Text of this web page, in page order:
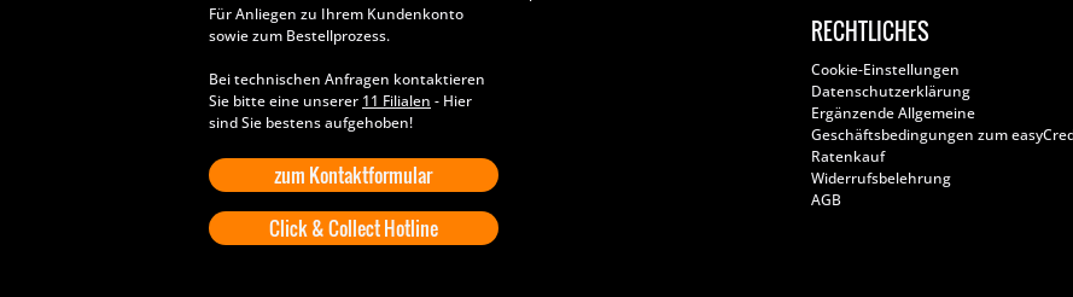
Für Anliegen zu Ihrem Kundenkonto
sowie zum Bestellprozess.
Bei technischen Anfragen kontaktieren
Sie bitte eine unserer 11 Filialen - Hier
sind Sie bestens aufgehoben!
zum Kontaktformular
Click & Collect Hotline
RECHTLICHES
Cookie-Einstellungen
Datenschutzerklärung
Ergänzende Allgemeine
Geschäftsbedingungen zum
Ratenkauf
Widerrufsbelehrung
AGB